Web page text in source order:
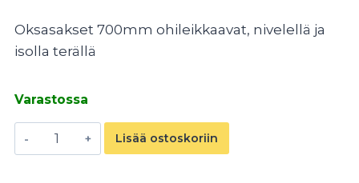
Oksasakset 700mm ohileikkaavat, nivelellä ja
isolla terällä
Varastossa
Oksasakset
700mm
Lisää ostoskoriin